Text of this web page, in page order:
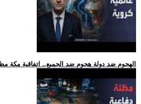
.. الهجوم ضد دولة هجوم ضد الجميع.. اتفاقية مكة